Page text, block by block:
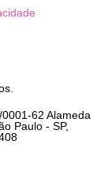
62 Alameda
Paulo - SP,